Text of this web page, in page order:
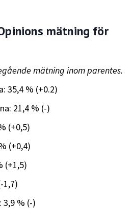
mätning för
mätning inom parentes.
35,4 % (+0.2)
21,4 % (-)
(+0,5)
(+0,4)
(+1,5)
1,7)
% (-)